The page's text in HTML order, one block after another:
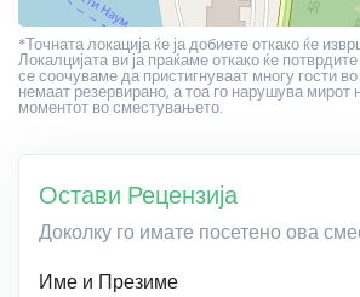
*Точната локација ќе ја добиете откако ќе
Локалцијата ви ја праќаме откако ќе
се соочуваме да пристигнуваат многу гости
немаат резервирано, а тоа го нарушува мирот
моментот во сместувањето.
Остави Рецензија
Доколку го имате посетено ова
Име и Презиме